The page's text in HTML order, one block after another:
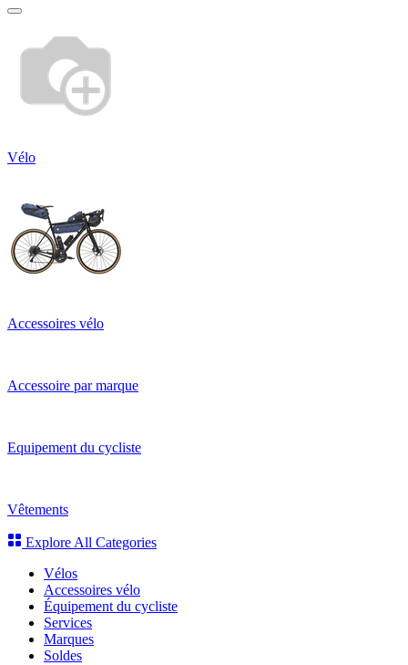
Vélo
Accessoires vélo
Accessoire par marque
Equipement du cycliste
Vêtements
Explore All Categories
Vélos
Accessoires vélo
Équipement du cycliste
Services
Marques
Soldes